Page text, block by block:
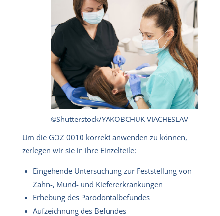
©Shutterstock/YAKOBCHUK VIACHESLAV
Um die GOZ 0010 korrekt anwenden zu können,
zerlegen wir sie in ihre Einzelteile:
Eingehende Untersuchung zur Feststellung von
Zahn-, Mund- und Kiefererkrankungen
Erhebung des Parodontalbefundes
Aufzeichnung des Befundes